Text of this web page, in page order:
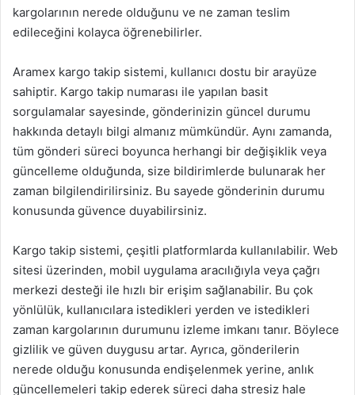
kargolarının nerede olduğunu ve ne zaman teslim
edileceğini kolayca öğrenebilirler.
Aramex kargo takip sistemi, kullanıcı dostu bir arayüze
sahiptir. Kargo takip numarası ile yapılan basit
sorgulamalar sayesinde, gönderinizin güncel durumu
hakkında detaylı bilgi almanız mümkündür. Aynı zamanda,
tüm gönderi süreci boyunca herhangi bir değişiklik veya
güncelleme olduğunda, size bildirimlerde bulunarak her
zaman bilgilendirilirsiniz. Bu sayede gönderinin durumu
konusunda güvence duyabilirsiniz.
Kargo takip sistemi, çeşitli platformlarda kullanılabilir. Web
sitesi üzerinden, mobil uygulama aracılığıyla veya çağrı
merkezi desteği ile hızlı bir erişim sağlanabilir. Bu çok
yönlülük, kullanıcılara istedikleri yerden ve istedikleri
zaman kargolarının durumunu izleme imkanı tanır. Böylece
gizlilik ve güven duygusu artar. Ayrıca, gönderilerin
nerede olduğu konusunda endişelenmek yerine, anlık
güncellemeleri takip ederek süreci daha stresiz hale